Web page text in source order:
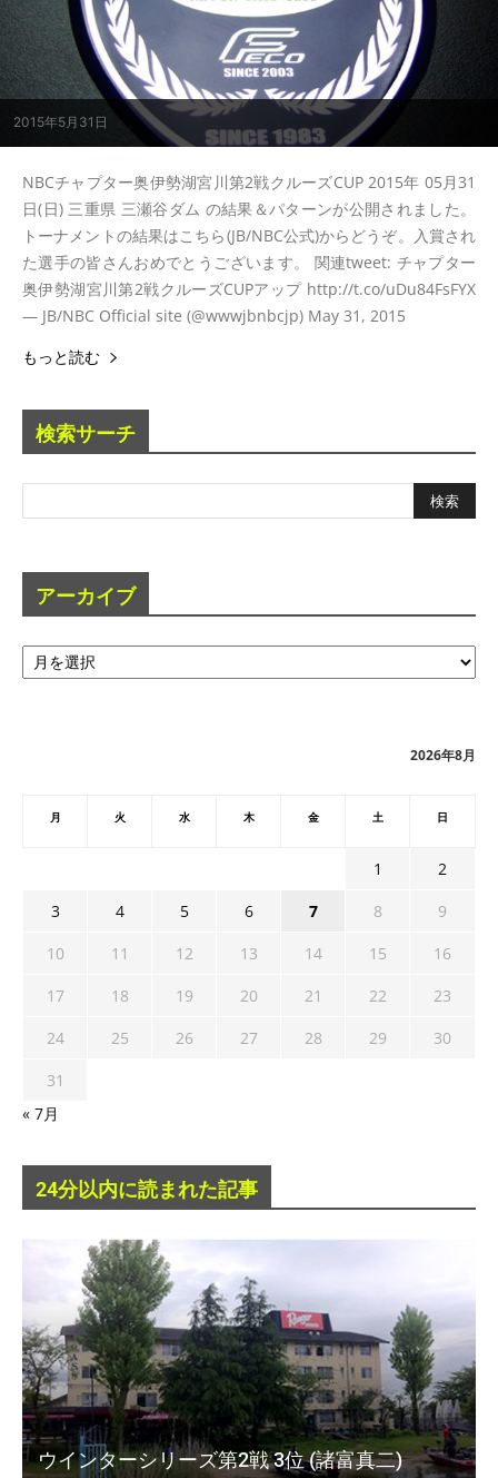
2015年5月31日
NBCチャプター奥伊勢湖宮川第2戦クルーズCUP 2015年 05月31
日(日) 三重県 三瀬谷ダム の結果＆パターンが公開されました。
トーナメントの結果はこちら(JB/NBC公式)からどうぞ。入賞され
た選手の皆さんおめでとうございます。 関連tweet: チャプター
奥伊勢湖宮川第2戦クルーズCUPアップ http://t.co/uDu84FsFYX
— JB/NBC Official site (@wwwjbnbcjp) May 31, 2015
もっと読む
検索サーチ
アーカイブ
ア
ー
2026年8月
月 火 水 木 金 土 日
1
2
3
4 5 6 7 8
9
10
11 12 13 14 15
16
17
18 19 20 21 22
23
24
25 26 27 28 29
30
31
« 7月
24分以内に読まれた記事
ウインターシリーズ第2戦 3位 (諸富真二)